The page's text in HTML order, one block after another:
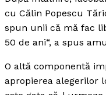
cu Călin Popescu
spun unii că mă fac
50 de ani“, a spus
O altă componentă
apropierea alegerilor